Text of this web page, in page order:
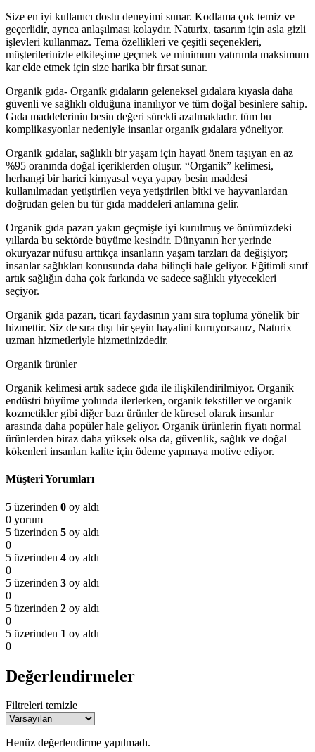
Size en iyi kullanıcı dostu deneyimi sunar. Kodlama çok temiz ve
geçerlidir, ayrıca anlaşılması kolaydır. Naturix, tasarım için asla gizli
işlevleri kullanmaz. Tema özellikleri ve çeşitli seçenekleri,
müşterilerinizle etkileşime geçmek ve minimum yatırımla maksimum
kar elde etmek için size harika bir fırsat sunar.
Organik gıda- Organik gıdaların geleneksel gıdalara kıyasla daha
güvenli ve sağlıklı olduğuna inanılıyor ve tüm doğal besinlere sahip.
Gıda maddelerinin besin değeri sürekli azalmaktadır. tüm bu
komplikasyonlar nedeniyle insanlar organik gıdalara yöneliyor.
Organik gıdalar, sağlıklı bir yaşam için hayati önem taşıyan en az
%95 oranında doğal içeriklerden oluşur. “Organik” kelimesi,
herhangi bir harici kimyasal veya yapay besin maddesi
kullanılmadan yetiştirilen veya yetiştirilen bitki ve hayvanlardan
doğrudan gelen bu tür gıda maddeleri anlamına gelir.
Organik gıda pazarı yakın geçmişte iyi kurulmuş ve önümüzdeki
yıllarda bu sektörde büyüme kesindir. Dünyanın her yerinde
okuryazar nüfusu arttıkça insanların yaşam tarzları da değişiyor;
insanlar sağlıkları konusunda daha bilinçli hale geliyor. Eğitimli sınıf
artık sağlığın daha çok farkında ve sadece sağlıklı yiyecekleri
seçiyor.
Organik gıda pazarı, ticari faydasının yanı sıra topluma yönelik bir
hizmettir. Siz de sıra dışı bir şeyin hayalini kuruyorsanız, Naturix
uzman hizmetleriyle hizmetinizdedir.
Organik ürünler
Organik kelimesi artık sadece gıda ile ilişkilendirilmiyor. Organik
endüstri büyüme yolunda ilerlerken, organik tekstiller ve organik
kozmetikler gibi diğer bazı ürünler de küresel olarak insanlar
arasında daha popüler hale geliyor. Organik ürünlerin fiyatı normal
ürünlerden biraz daha yüksek olsa da, güvenlik, sağlık ve doğal
kökenleri insanları kalite için ödeme yapmaya motive ediyor.
Müşteri Yorumları
5 üzerinden 0 oy aldı
0 yorum
5 üzerinden 5 oy aldı
0
5 üzerinden 4 oy aldı
0
5 üzerinden 3 oy aldı
0
5 üzerinden 2 oy aldı
0
5 üzerinden 1 oy aldı
0
Değerlendirmeler
Filtreleri temizle
Henüz değerlendirme yapılmadı.